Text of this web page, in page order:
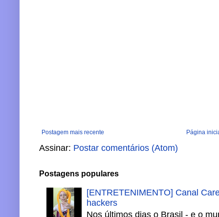
Postagem mais recente Página
Assinar: Postar comentários (Atom)
Postagens populares
[ENTRETENIMENTO] Canal
hackers
Nos últimos dias o Brasil - e o